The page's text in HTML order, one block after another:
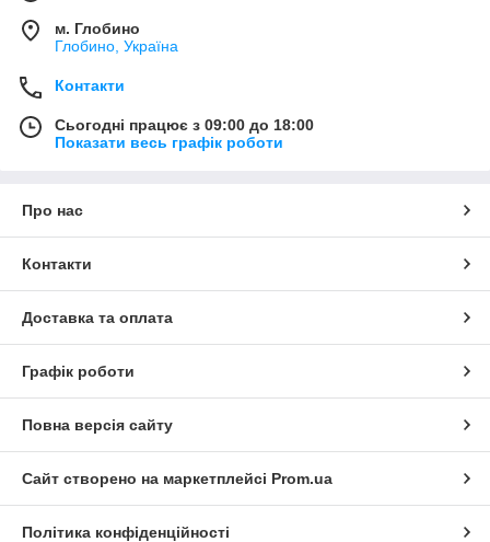
м. Глобино
Глобино, Україна
Контакти
Сьогодні працює з 09:00 до 18:00
Показати весь графік роботи
Про нас
Контакти
Доставка та оплата
Графік роботи
Повна версія сайту
Сайт створено на маркетплейсі Prom.ua
Політика конфіденційності